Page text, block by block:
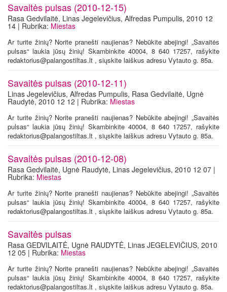
Savaitės pulsas (2010-12-15)
Rasa Gedvilaitė, Linas Jegelevičius, Alfredas Pumpulis, 2010 12
14 | Rubrika: Miestas
Ar turite žinių? Norite pranešti naujienas? Nebūkite abejingi! „Savaitės
pulsas“ laukia jūsų žinių! Skambinkite 40004, 8 640 17257, rašykite
redaktorius@palangostiltas.lt , siųskite laiškus adresu Vytauto g. 85a.
Savaitės pulsas (2010-12-11)
Linas Jegelevičius, Alfredas Pumpulis, Rasa Gedvilaitė, Ugnė
Raudytė, 2010 12 12 | Rubrika: Miestas
Ar turite žinių? Norite pranešti naujienas? Nebūkite abejingi! „Savaitės
pulsas“ laukia jūsų žinių! Skambinkite 40004, 8 640 17257, rašykite
redaktorius@palangostiltas.lt , siųskite laiškus adresu Vytauto g. 85a.
Savaitės pulsas (2010-12-08)
Rasa Gedvilaitė, Ugnė Raudytė, Linas Jegelevičius, 2010 12 07 |
Rubrika: Miestas
Ar turite žinių? Norite pranešti naujienas? Nebūkite abejingi! „Savaitės
pulsas“ laukia jūsų žinių! Skambinkite 40004, 8 640 17257, rašykite
redaktorius@palangostiltas.lt , siųskite laiškus adresu Vytauto g. 85a.
Savaitės pulsas
Rasa GEDVILAITĖ, Ugnė RAUDYTĖ, Linas JEGELEVIČIUS, 2010
12 05 | Rubrika: Miestas
Ar turite žinių? Norite pranešti naujienas? Nebūkite abejingi! „Savaitės
pulsas“ laukia jūsų žinių! Skambinkite 40004, 8 640 17257, rašykite
redaktorius@palangostiltas.lt , siųskite laiškus adresu Vytauto g. 85a.